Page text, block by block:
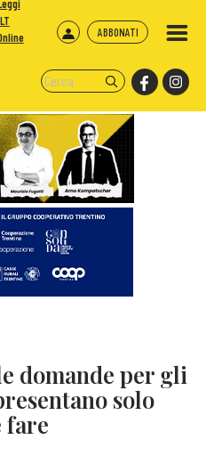
ABBONATI
Leggi
domande per gli
solo
fare